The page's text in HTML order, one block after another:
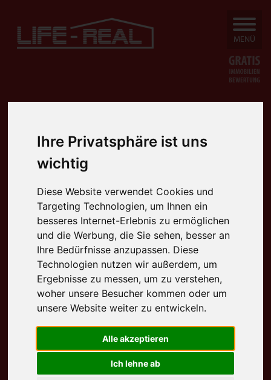
Ihre Privatsphäre ist uns
wichtig
Diese Website verwendet Cookies und
Targeting Technologien, um Ihnen ein
besseres Internet-Erlebnis zu ermöglichen
und die Werbung, die Sie sehen, besser an
Ihre Bedürfnisse anzupassen. Diese
Technologien nutzen wir außerdem, um
Ergebnisse zu messen, um zu verstehen,
woher unsere Besucher kommen oder um
unsere Website weiter zu entwickeln.
Alle akzeptieren
Ich lehne ab
MENÜ
SUCHEN